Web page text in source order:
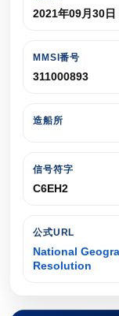
2021年09月30日
MMSI番号
311000893
造船所
信号符字
C6EH2
公式URL
National
Resolution